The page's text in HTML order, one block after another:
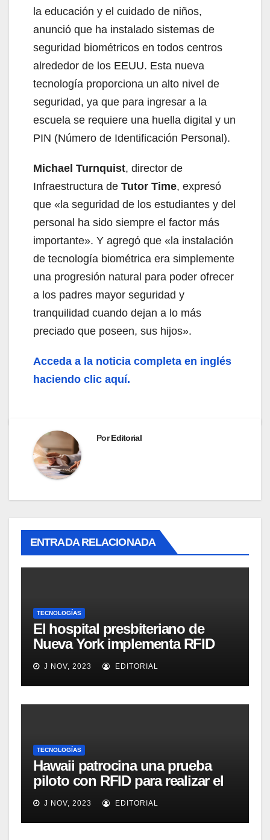
la educación y el cuidado de niños,
anunció que ha instalado sistemas de
seguridad biométricos en todos centros
alrededor de los EEUU. Esta nueva
tecnología proporciona un alto nivel de
seguridad, ya que para ingresar a la
escuela se requiere una huella digital y un
PIN (Número de Identificación Personal).
Michael Turnquist, director de
Infraestructura de Tutor Time, expresó
que «la seguridad de los estudiantes y del
personal ha sido siempre el factor más
importante». Y agregó que «la instalación
de tecnología biométrica era simplemente
una progresión natural para poder ofrecer
a los padres mayor seguridad y
tranquilidad cuando dejan a lo más
preciado que poseen, sus hijos».
Acceda a la noticia completa en inglés
haciendo clic aquí.
PorEditorial
ENTRADA RELACIONADA
TECNOLOGÍAS
El hospital presbiteriano de
Nueva York implementa RFID
para mejorar el proceso de
inventario de equipamiento
médico
J NOV, 2023 EDITORIAL
TECNOLOGÍAS
Hawaii patrocina una prueba
piloto con RFID para realizar el
seguimiento y control de
alimentos
J NOV, 2023 EDITORIAL